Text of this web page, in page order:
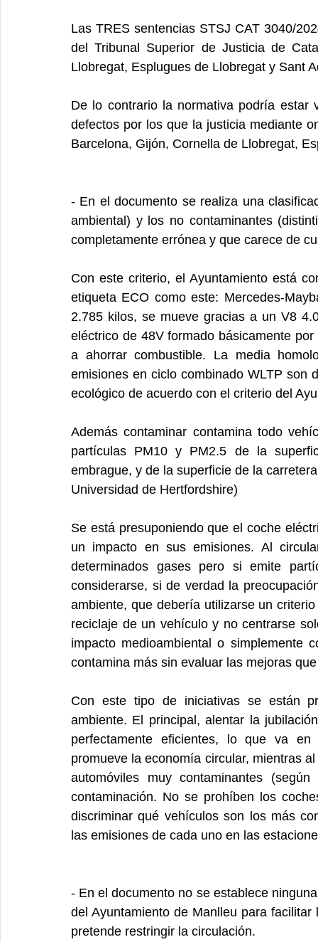
Las TRES sentencias STSJ CAT 3040/
del Tribunal Superior de Justicia de
Llobregat, Esplugues de Llobregat y Sant
De lo contrario la normativa podría estar
defectos por los que la justicia mediante
Barcelona, Gijón, Cornella de Llobregat,
- En el documento se realiza una
ambiental) y los no contaminantes
completamente errónea y que carece de
Con este criterio, el Ayuntamiento está
etiqueta ECO como este: Mercedes-
2.785 kilos, se mueve gracias a un V8
eléctrico de 48V formado básicamente
a ahorrar combustible. La media
emisiones en ciclo combinado WLTP son
ecológico de acuerdo con el criterio del
Además contaminar contamina todo
partículas PM10 y PM2.5 de la
embrague, y de la superficie de la
Universidad de Hertfordshire)
Se está presuponiendo que el coche
un impacto en sus emisiones. Al
determinados gases pero si emite
considerarse, si de verdad la
ambiente, que debería utilizarse un
reciclaje de un vehículo y no centrarse
impacto medioambiental o simplemente
contamina más sin evaluar las mejoras
Con este tipo de iniciativas se están
ambiente. El principal, alentar la
perfectamente eficientes, lo que va
promueve la economía circular, mientras
automóviles muy contaminantes
contaminación. No se prohíben los
discriminar qué vehículos son los más
las emisiones de cada uno en las
- En el documento no se establece
del Ayuntamiento de Manlleu para
pretende restringir la circulación.